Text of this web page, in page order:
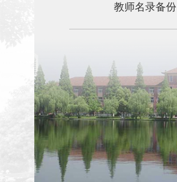
教师名录备份